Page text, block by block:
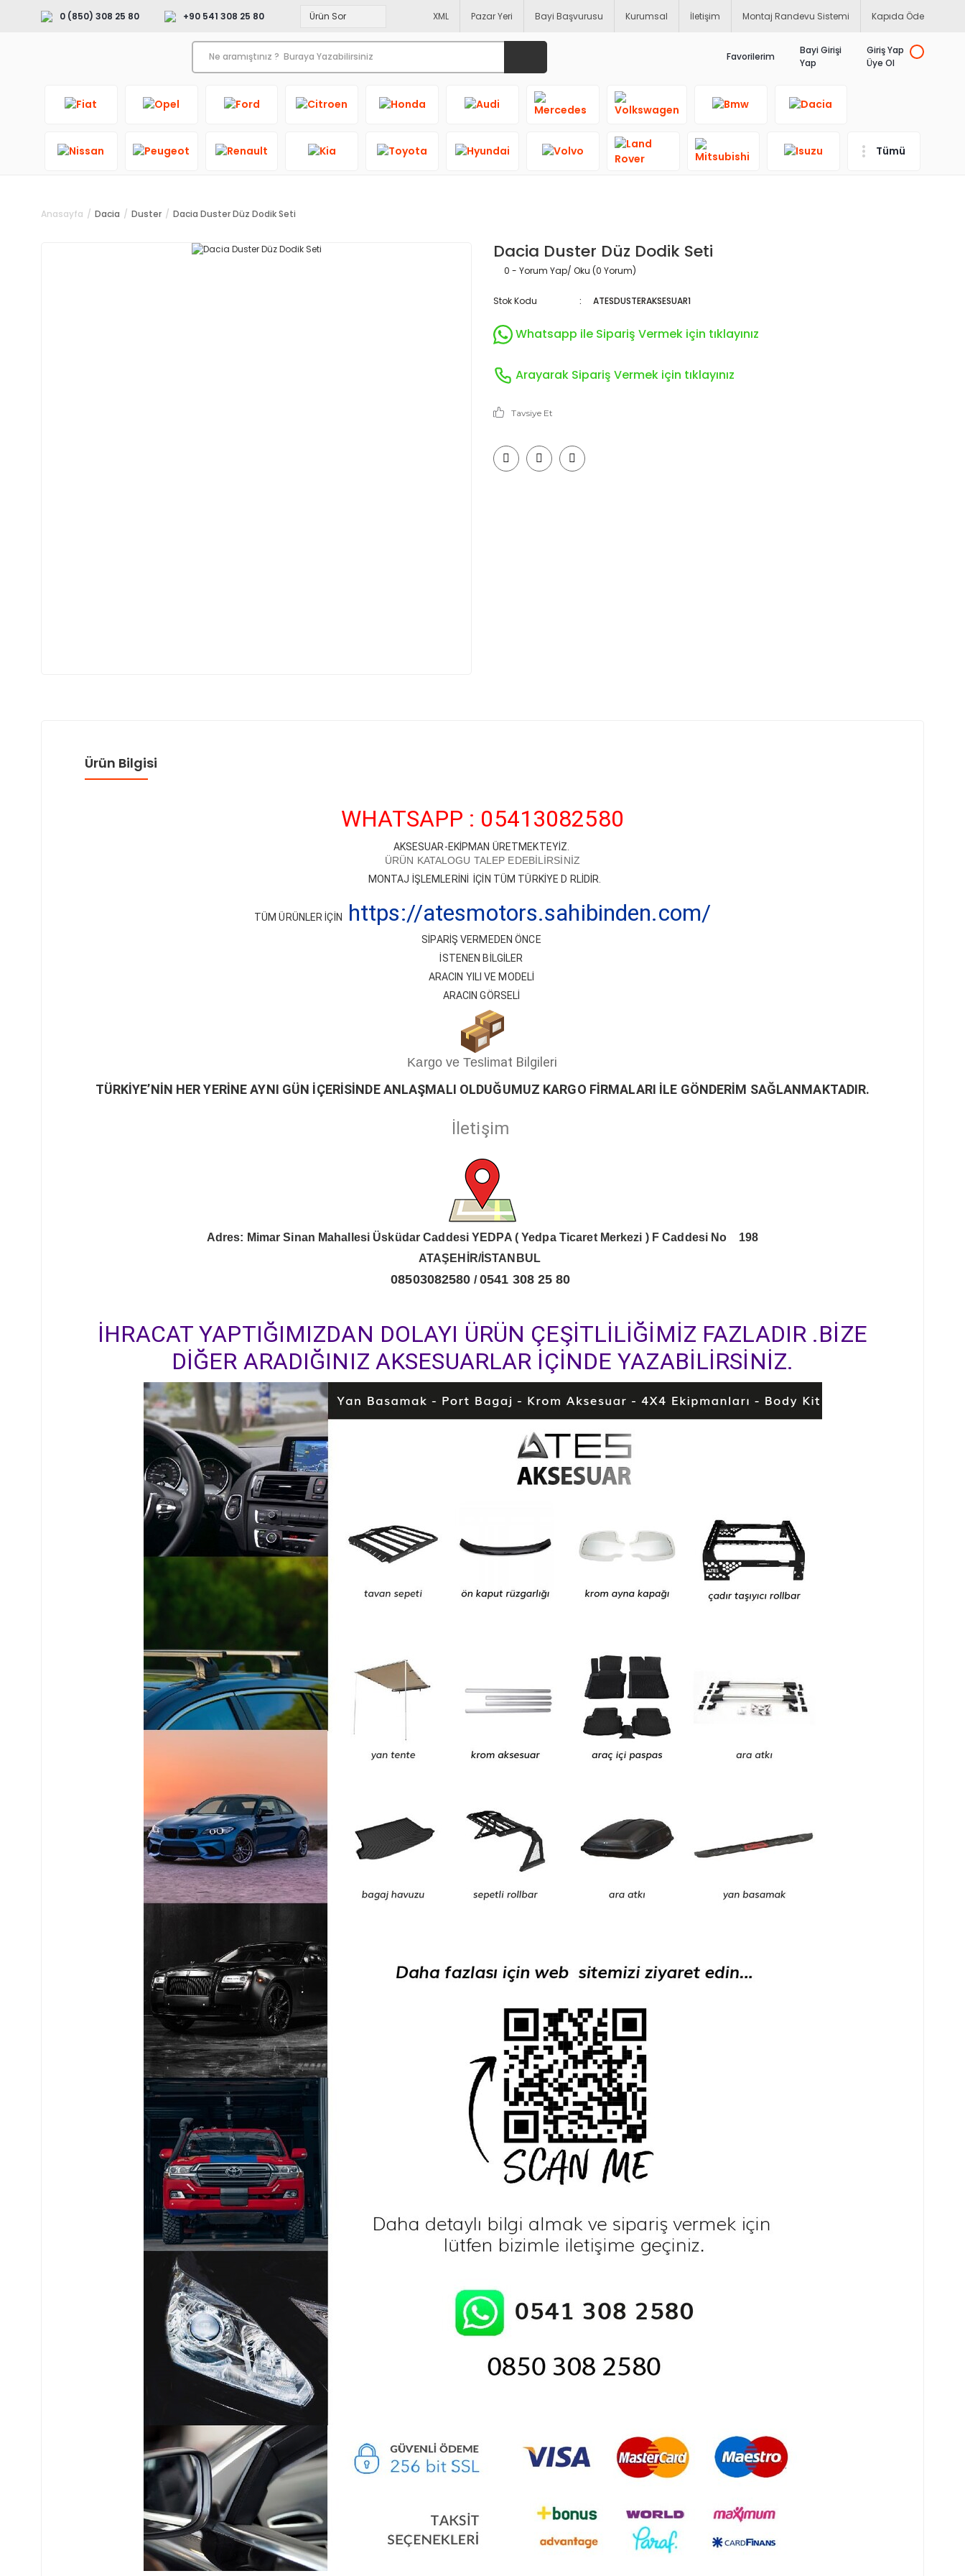
0 (850) 308 25 80 +90 541 308 25 80 XML Pazar Yeri Bayi Başvurusu Kurumsal İletişim Montaj Randevu Sistemi Kapıda Öde
Favorilerim
Bayi Girişi
Yap
Giriş Yap
Üye Ol
Tümü
Anasayfa Dacia Duster Dacia Duster Düz Dodik Seti
Dacia Duster Düz Dodik Seti
0 - Yorum Yap/ Oku (0 Yorum)
Stok Kodu ATESDUSTERAKSESUAR1
Whatsapp ile Sipariş Vermek için tıklayınız
Arayarak Sipariş Vermek için tıklayınız
Tavsiye Et
Ürün Bilgisi
WHATSAPP : 05413082580
AKSESUAR-EKİPMAN ÜRETMEKTEYİZ.
ÜRÜN KATALOGU TALEP EDEBİLİRSİNİZ
MONTAJ İŞLEMLERİNİ İÇİN TÜM TÜRKİYE D RLİDİR.
TÜM ÜRÜNLER İÇİN https://atesmotors.sahibinden.com/
SİPARİŞ VERMEDEN ÖNCE
İSTENEN BİLGİLER
ARACIN YILI VE MODELİ
ARACIN GÖRSELİ
Kargo ve Teslimat Bilgileri
TÜRKİYE’NİN HER YERİNE AYNI GÜN İÇERİSİNDE ANLAŞMALI OLDUĞUMUZ KARGO FİRMALARI İLE GÖNDERİM SAĞLANMAKTADIR.
İletişim
Adres: Mimar Sinan Mahallesi Üsküdar Caddesi YEDPA ( Yedpa Ticaret Merkezi ) F Caddesi No 198
ATAŞEHİR/İSTANBUL
08503082580 / 0541 308 25 80
İHRACAT YAPTIĞIMIZDAN DOLAYI ÜRÜN ÇEŞİTLİLİĞİMİZ FAZLADIR .BİZE
DİĞER ARADIĞINIZ AKSESUARLAR İÇİNDE YAZABİLİRSİNİZ.